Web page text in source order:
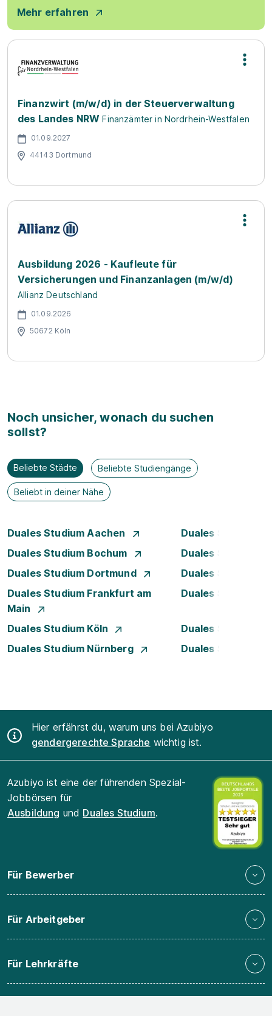
Mehr erfahren
Finanzwirt (m/w/d) in der Steuerverwaltung
des Landes NRW Finanzämter in Nordrhein-Westfalen
01.09.2027
44143 Dortmund
Ausbildung 2026 - Kaufleute für
Versicherungen und Finanzanlagen (m/w/d)
Allianz Deutschland
01.09.2026
50672 Köln
Noch unsicher, wonach du suchen
sollst?
Beliebte Städte Beliebte Studiengänge
Beliebt in deiner Nähe
Duales Studium Aachen
Duales Studium
Duales Studium Bochum
Duales Studium
Duales Studium Dortmund
Duales Studium
Duales Studium Frankfurt am
Main
Duales Studium
Duales Studium Köln
Duales Studium
Duales Studium Nürnberg
Duales Studium
Hier erfährst du, warum uns bei Azubiyo
gendergerechte Sprache wichtig ist.
Azubiyo ist eine der führenden Spezial-
Jobbörsen für
Ausbildung und Duales Studium.
Für Bewerber
Für Arbeitgeber
Für Lehrkräfte